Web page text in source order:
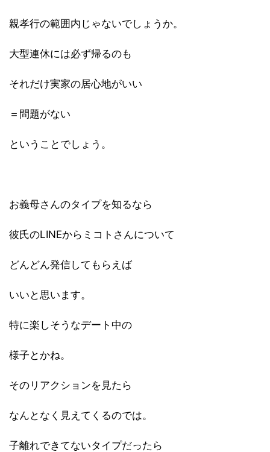
親孝行の範囲内じゃないでしょうか。
大型連休には必ず帰るのも
それだけ実家の居心地がいい
＝問題がない
ということでしょう。
お義母さんのタイプを知るなら
彼氏のLINEからミコトさんについて
どんどん発信してもらえば
いいと思います。
特に楽しそうなデート中の
様子とかね。
そのリアクションを見たら
なんとなく見えてくるのでは。
子離れできてないタイプだったら